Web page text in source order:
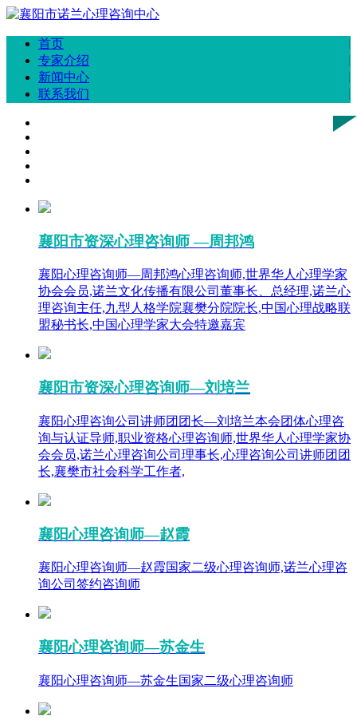
首页
专家介绍
新闻中心
联系我们
襄阳市资深心理咨询师 —周邦鸿
襄阳心理咨询师—周邦鸿心理咨询师,世界华人心理学家
协会会员,诺兰文化传播有限公司董事长、总经理,诺兰心
理咨询主任,九型人格学院襄樊分院院长,中国心理战略联
盟秘书长,中国心理学家大会特邀嘉宾
襄阳市资深心理咨询师—刘培兰
襄阳心理咨询公司讲师团团长—刘培兰本会团体心理咨
询与认证导师,职业资格心理咨询师,世界华人心理学家协
会会员,诺兰心理咨询公司理事长,心理咨询公司讲师团团
长,襄樊市社会科学工作者,
襄阳心理咨询师—赵霞
襄阳心理咨询师—赵霞国家二级心理咨询师,诺兰心理咨
询公司签约咨询师
襄阳心理咨询师—苏金生
襄阳心理咨询师—苏金生国家二级心理咨询师